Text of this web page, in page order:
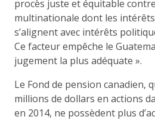
procès juste et équitable
multinationale dont les
s’alignent avec intérêts
Ce facteur empêche le
jugement la plus adéquate ».
Le Fond de pension canadien,
millions de dollars en actions
en 2014, ne possèdent plus